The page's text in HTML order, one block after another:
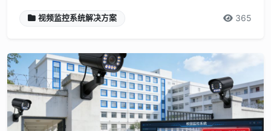
视频监控系统解决方案 365